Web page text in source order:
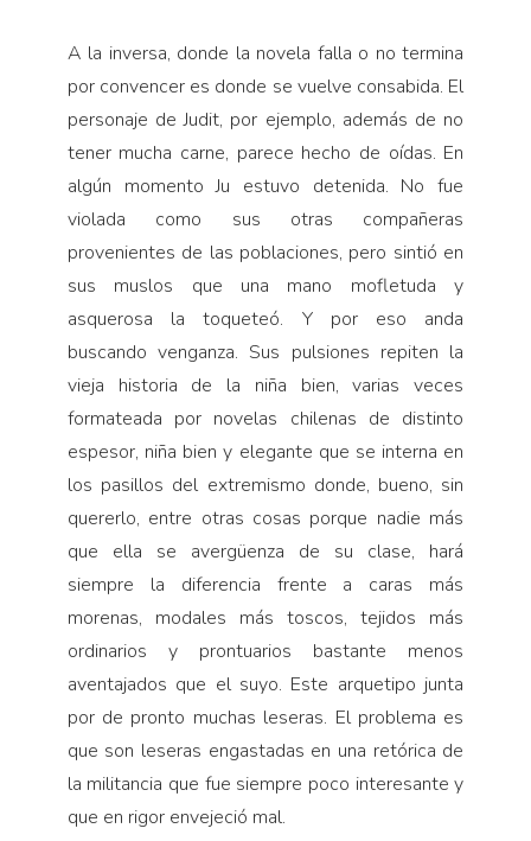
A la inversa, donde la novela falla o no termina
por convencer es donde se vuelve consabida. El
personaje de Judit, por ejemplo, además de no
tener mucha carne, parece hecho de oídas. En
algún momento Ju estuvo detenida. No fue
violada como sus otras compañeras
provenientes de las poblaciones, pero sintió en
sus muslos que una mano mofletuda y
asquerosa la toqueteó. Y por eso anda
buscando venganza. Sus pulsiones repiten la
vieja historia de la niña bien, varias veces
formateada por novelas chilenas de distinto
espesor, niña bien y elegante que se interna en
los pasillos del extremismo donde, bueno, sin
quererlo, entre otras cosas porque nadie más
que ella se avergüenza de su clase, hará
siempre la diferencia frente a caras más
morenas, modales más toscos, tejidos más
ordinarios y prontuarios bastante menos
aventajados que el suyo. Este arquetipo junta
por de pronto muchas leseras. El problema es
que son leseras engastadas en una retórica de
la militancia que fue siempre poco interesante y
que en rigor envejeció mal.